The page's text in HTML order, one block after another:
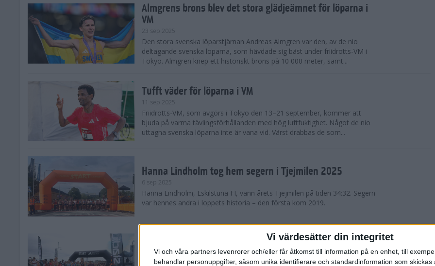
Vi värdesätter din integritet
Vi och våra partners levenrorer och/eller får åtkomst till information på en enhet, till
behandlar personuppgifter, såsom unika identifierare och standardinformation som skickas
Almgrens brons blev det stora glädjeämnet för löparna i
VM
23 sep 2025
Den stora svenska löparstjärnan Andreas Almgren var den, av de nio
deltagande svenska löparna, som hävdade sig bäst under friidrotts-VM i
Tokyo. Almgren knep ett historiskt brons på 10 000 meter, samt...
Tufft väder för löparna i VM
11 sep 2025
Friidrotts-VM, som avgörs i Tokyo den 13–21 september, kommer att
bjuda på varma tävlingsförhållanden med hög luftfuktighet. Något de nio
uttagna svenska löparna inte är vana vid. Värst drabbas de som...
Hanna Lindholm tog hem segern i Tjejmilen 2025
6 sep 2025
Hanna Lindholm, Eskilstuna FI, vann årets Tjejmilen på tiden 34:32. Segern
var hennes andra i loppets historia – den första kom 2019.
Snabbaste segertiden på 12 år i rekordstort adidas
Stockholm Halvmaraton
30 aug 2025